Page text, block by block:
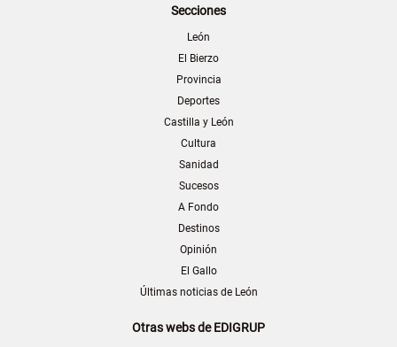
Secciones
León
El Bierzo
Provincia
Deportes
Castilla y León
Cultura
Sanidad
Sucesos
A Fondo
Destinos
Opinión
El Gallo
Últimas noticias de León
Otras webs de EDIGRUP